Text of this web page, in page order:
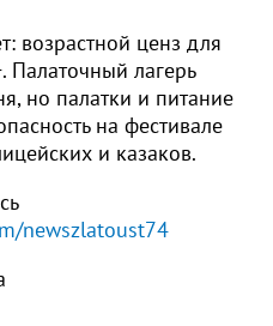
возрастной ценз для
Палаточный лагерь
но палатки и питание
на фестивале
и казаков.
newszlatoust74